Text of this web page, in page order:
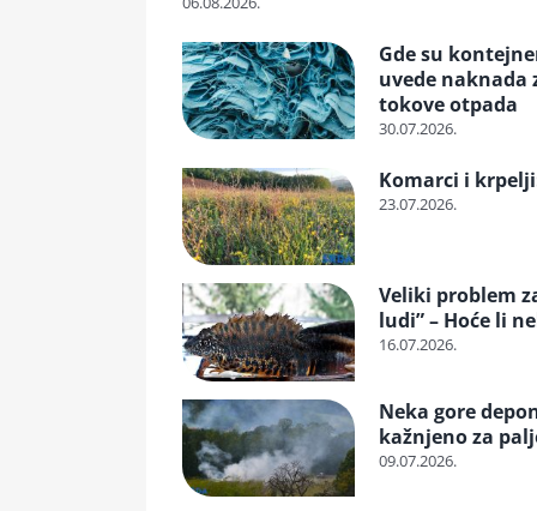
Gde su
uvede naknada
tokove otpada
30.07.2026.
Komarci i
23.07.2026.
Veliki problem
ludi” – Hoće li
16.07.2026.
Neka gore
kažnjeno za
09.07.2026.